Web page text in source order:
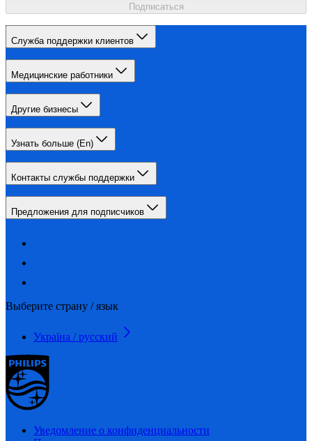
Подписаться
Служба поддержки клиентов
Медицинские работники
Другие бизнесы
Узнать больше (En)
Контакты службы поддержки
Предложения для подписчиков
Выберите страну / язык
Україна / русский
Уведомление о конфиденциальности